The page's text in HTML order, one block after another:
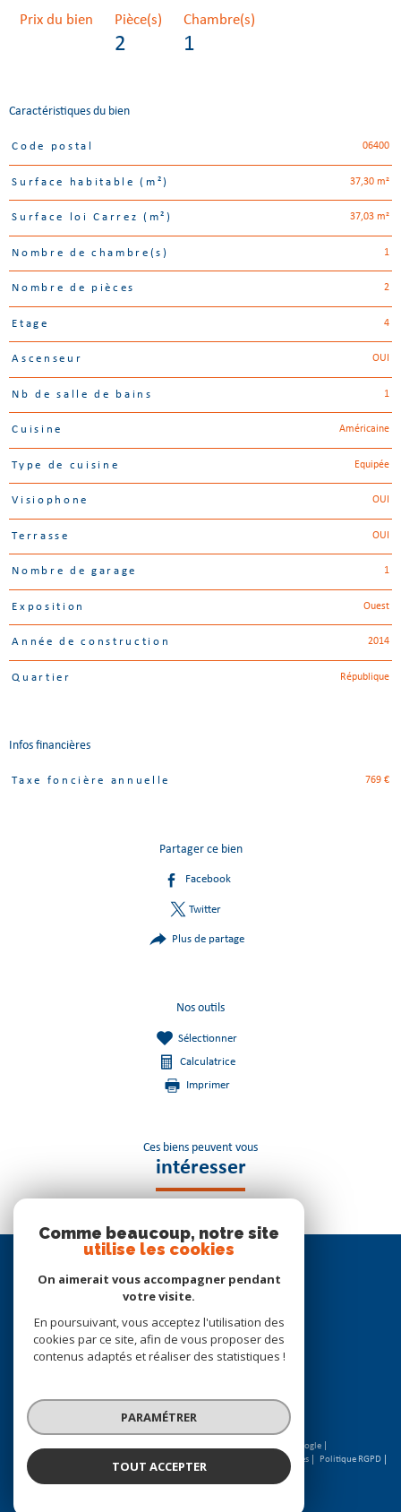
Prix du bien Pièce(s)
2
Chambre(s)
1
Caractéristiques du bien
Caractéristiques
Code postal 06400
Surface habitable (m²) 37,30 m²
Surface loi Carrez (m²) 37,03 m²
Nombre de chambre(s) 1
Nombre de pièces 2
Etage 4
Ascenseur OUI
Nb de salle de bains 1
Cuisine Américaine
Type de cuisine Equipée
Visiophone OUI
Terrasse OUI
Nombre de garage 1
Exposition Ouest
Année de construction 2014
Quartier République
Infos financières
Caractéristiques Valeurs
Taxe foncière annuelle 769 €
Partager ce bien
Facebook
Twitter
Plus de partage
Nos outils
Sélectionner
Calculatrice
Imprimer
Ces biens peuvent vous
intéresser
Se
connecter
Nous
suivre
© 2026 | Tous droits réservés | Traduction powered by Google |
Nos honoraires
Partenaires
Politique RGPD
Cookies
Comme beaucoup, notre site
utilise les cookies
On aimerait vous accompagner pendant
votre visite.
En poursuivant, vous acceptez l'utilisation des
cookies par ce site, afin de vous proposer des
contenus adaptés et réaliser des statistiques !
PARAMÉTRER
TOUT ACCEPTER